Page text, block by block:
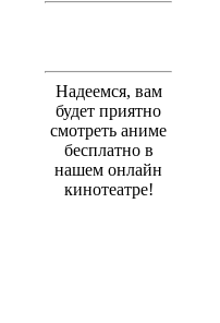
Надеемся, вам
будет приятно
смотреть аниме
бесплатно в
нашем онлайн
кинотеатре!